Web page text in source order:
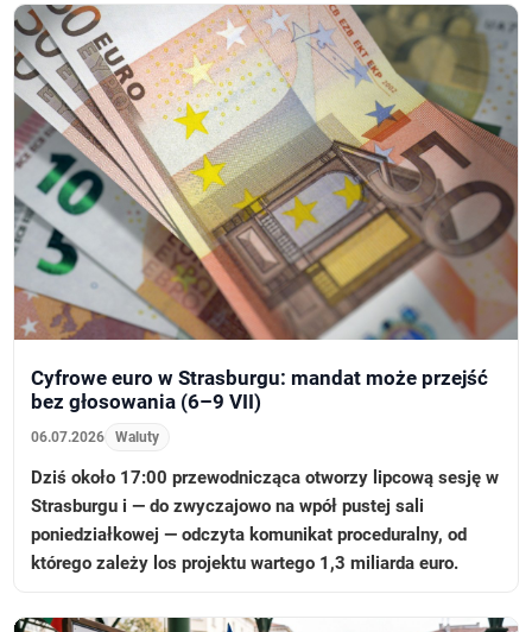
Cyfrowe euro w Strasburgu: mandat może przejść
bez głosowania (6–9 VII)
06.07.2026 Waluty
Dziś około 17:00 przewodnicząca otworzy lipcową sesję w
Strasburgu i — do zwyczajowo na wpół pustej sali
poniedziałkowej — odczyta komunikat proceduralny, od
którego zależy los projektu wartego 1,3 miliarda euro.